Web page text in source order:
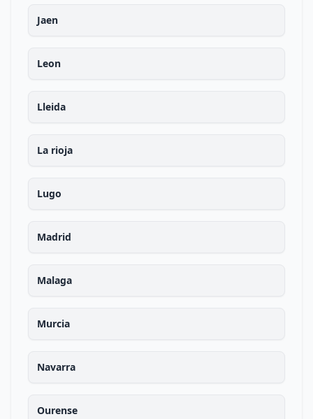
Jaen
Leon
Lleida
La rioja
Lugo
Madrid
Malaga
Murcia
Navarra
Ourense